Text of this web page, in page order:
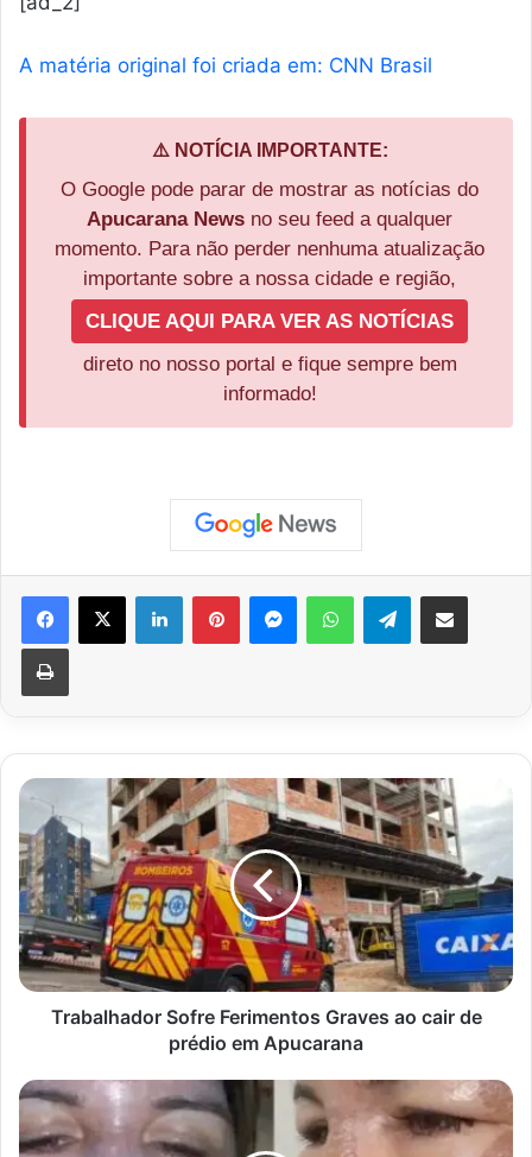
A matéria original foi criada em: CNN Brasil
⚠️ NOTÍCIA IMPORTANTE:
O Google pode parar de mostrar as notícias do
Apucarana News no seu feed a qualquer
momento. Para não perder nenhuma atualização
importante sobre a nossa cidade e região,
CLIQUE AQUI PARA VER AS NOTÍCIAS
direto no nosso portal e fique sempre bem
informado!
Facebook
X LinkedinPinterestMessengerWhatsAppTelegramCompartilhar via e-mail
Imprimir
Trabalhador
Sofre
Ferimentos
Graves
ao
cair
de
prédio
em
Apucarana
Trabalhador Sofre Ferimentos Graves ao cair de
prédio em Apucarana
Anvisa
proíbe
o